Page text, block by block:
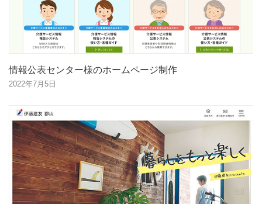
情報公表センター様のホームページ制作
2022年7月5日